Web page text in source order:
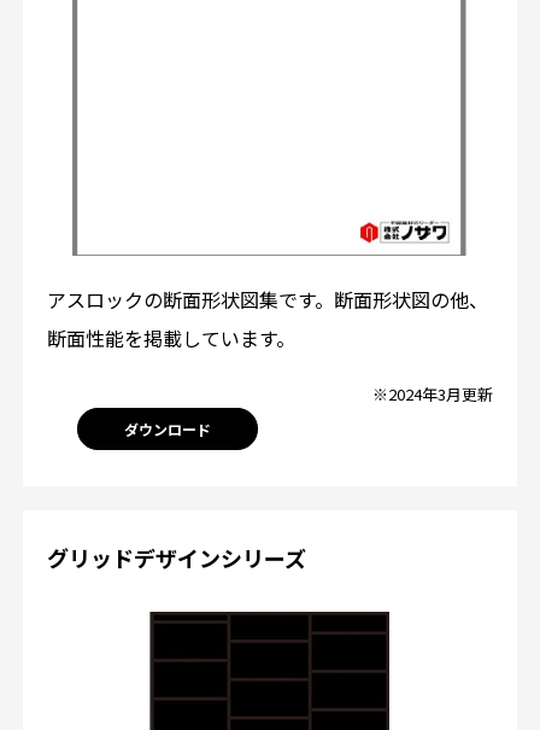
アスロックの断面形状図集です。断面形状図の他、
断面性能を掲載しています。
※2024年3月更新
ダウンロード
グリッドデザインシリーズ